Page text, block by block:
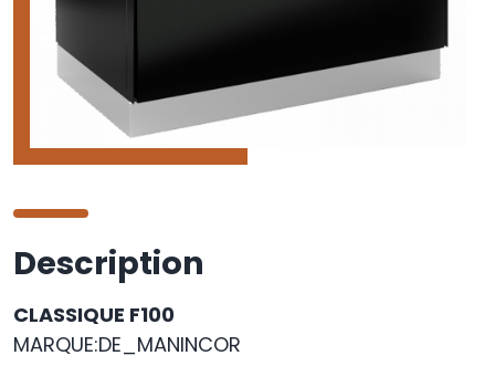
Description
CLASSIQUE F100
MARQUE:DE_MANINCOR